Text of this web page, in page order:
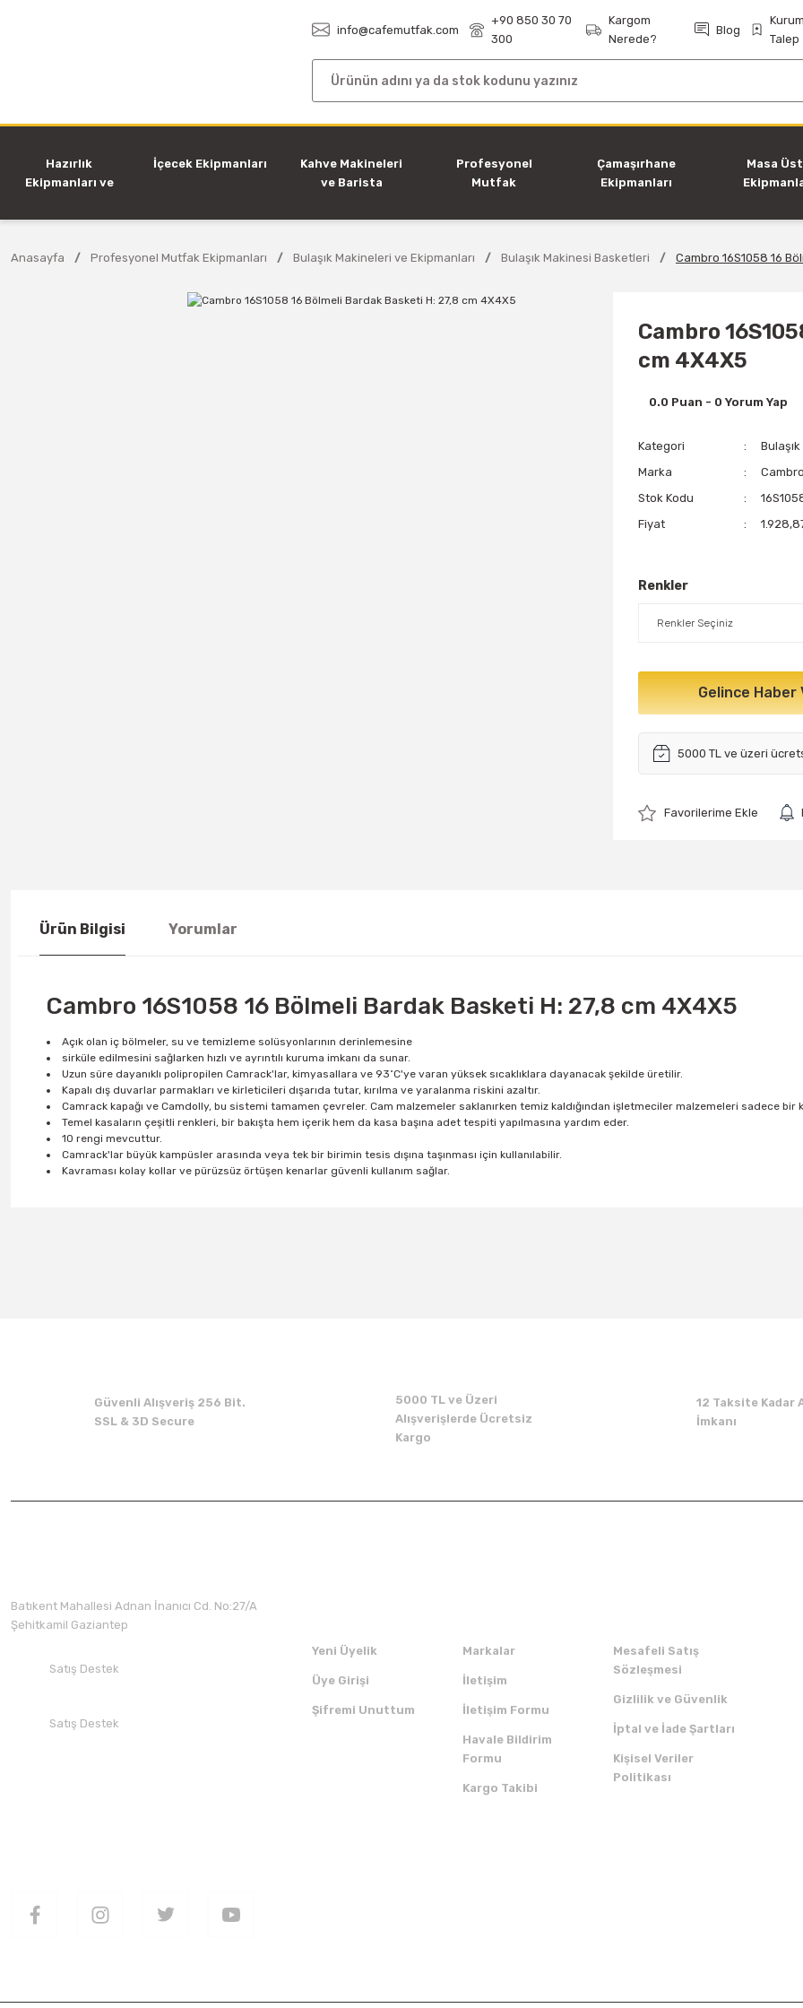
info@cafemutfak.com
+90 850 30 70
300
Kargom
Nerede?
Blog
Talep
Hazırlık
Ekipmanları ve
İçecek Ekipmanları
Kahve Makineleri
ve Barista
Profesyonel
Mutfak
Çamaşırhane
Ekipmanları
Masa
Anasayfa Profesyonel Mutfak Ekipmanları Bulaşık Makineleri ve Ekipmanları Bulaşık Makinesi Basketleri Cambro 16S1058 16
Cambro
cm 4X4X5
0.0 Puan - 0 Yorum Yap
Kategori
Marka
Cambro
Stok Kodu
Fiyat
Renkler
Gelince Haber
5000 TL ve üzeri
Ürün Bilgisi Yorumlar
Cambro 16S1058 16 Bölmeli Bardak Basketi H: 27,8 cm 4X4X5
Açık olan iç bölmeler, su ve temizleme solüsyonlarının derinlemesine
sirküle edilmesini sağlarken hızlı ve ayrıntılı kuruma imkanı da sunar.
Uzun süre dayanıklı polipropilen Camrack'lar, kimyasallara ve 93˚C'ye varan yüksek sıcaklıklara dayanacak şekilde üretilir.
Kapalı dış duvarlar parmakları ve kirleticileri dışarıda tutar, kırılma ve yaralanma riskini azaltır.
Camrack kapağı ve Camdolly, bu sistemi tamamen çevreler. Cam malzemeler saklanırken temiz kaldığından işletmeciler malzemeleri sadece bir
Temel kasaların çeşitli renkleri, bir bakışta hem içerik hem da kasa başına adet tespiti yapılmasına yardım eder.
10 rengi mevcuttur.
Camrack'lar büyük kampüsler arasında veya tek bir birimin tesis dışına taşınması için kullanılabilir.
Kavraması kolay kollar ve pürüzsüz örtüşen kenarlar güvenli kullanım sağlar.
Güvenli Alışveriş 256 Bit.
SSL & 3D Secure
5000 TL ve Üzeri
Alışverişlerde Ücretsiz
Kargo
12 Taksite Kadar
İmkanı
Batıkent Mahallesi Adnan İnanıcı Cd. No:27/A
Şehitkamil Gaziantep
Satış Destek
Satış Destek
Yeni Üyelik
Üye Girişi
Şifremi Unuttum
Markalar
İletişim
İletişim Formu
Havale Bildirim
Formu
Kargo Takibi
Mesafeli Satış
Sözleşmesi
Gizlilik ve Güvenlik
İptal ve İade Şartları
Kişisel Veriler
Politikası